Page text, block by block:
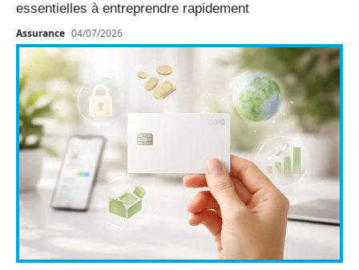
essentielles à entreprendre rapidement
Assurance 04/07/2026